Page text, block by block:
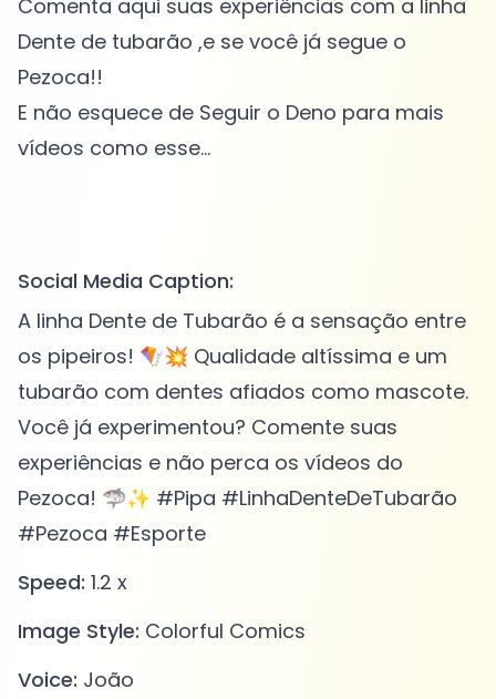
Comenta aqui suas experiências com a linha
Dente de tubarão ,e se você já segue o
Pezoca!!
E não esquece de Seguir o Deno para mais
vídeos como esse...
Social Media Caption:
A linha Dente de Tubarão é a sensação entre
os pipeiros! 🪁💥 Qualidade altíssima e um
tubarão com dentes afiados como mascote.
Você já experimentou? Comente suas
experiências e não perca os vídeos do
Pezoca! 🦈✨ #Pipa #LinhaDenteDeTubarão
#Pezoca #Esporte
Speed: 1.2 x
Image Style: Colorful Comics
Voice: João